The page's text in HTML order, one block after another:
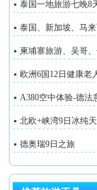
泰国一地旅游七晚8
泰国、新加坡、马
柬埔寨旅游、吴哥
欧洲6国12日健康老
A380空中体验-德法
北欧+峡湾9日冰纯
德奥瑞9日之旅